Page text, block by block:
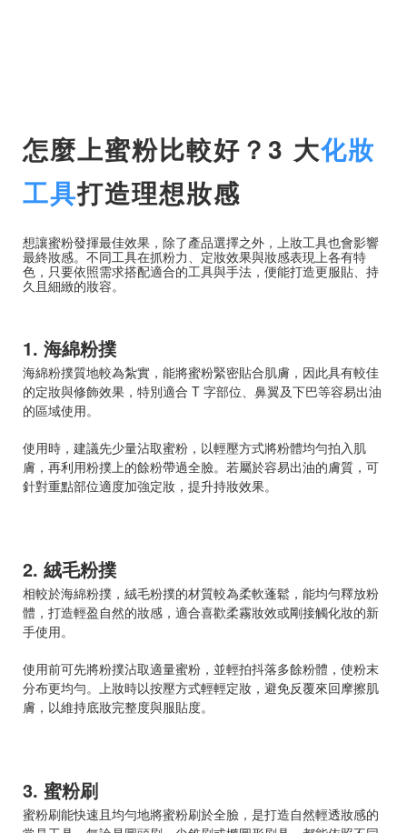
怎麼上蜜粉比較好？3 大化妝
工具打造理想妝感
想讓蜜粉發揮最佳效果，除了產品選擇之外，上妝工具也會影響
最終妝感。不同工具在抓粉力、定妝效果與妝感表現上各有特
色，只要依照需求搭配適合的工具與手法，便能打造更服貼、持
久且細緻的妝容。
1. 海綿粉撲
海綿粉撲質地較為紮實，能將蜜粉緊密貼合肌膚，因此具有較佳
的定妝與修飾效果，特別適合 T 字部位、鼻翼及下巴等容易出油
的區域使用。
使用時，建議先少量沾取蜜粉，以輕壓方式將粉體均勻拍入肌
膚，再利用粉撲上的餘粉帶過全臉。若屬於容易出油的膚質，可
針對重點部位適度加強定妝，提升持妝效果。
2. 絨毛粉撲
相較於海綿粉撲，絨毛粉撲的材質較為柔軟蓬鬆，能均勻釋放粉
體，打造輕盈自然的妝感，適合喜歡柔霧妝效或剛接觸化妝的新
手使用。
使用前可先將粉撲沾取適量蜜粉，並輕拍抖落多餘粉體，使粉末
分布更均勻。上妝時以按壓方式輕輕定妝，避免反覆來回摩擦肌
膚，以維持底妝完整度與服貼度。
3. 蜜粉刷
蜜粉刷能快速且均勻地將蜜粉刷於全臉，是打造自然輕透妝感的